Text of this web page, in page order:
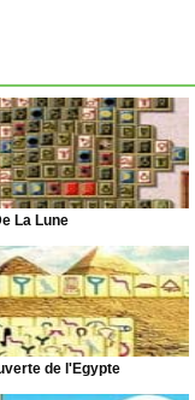
La Lune
de l'Égypte